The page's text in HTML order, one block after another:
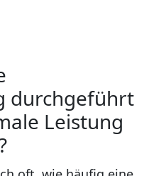
durchgeführt
Leistung